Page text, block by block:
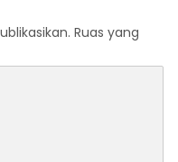
Ruas yang